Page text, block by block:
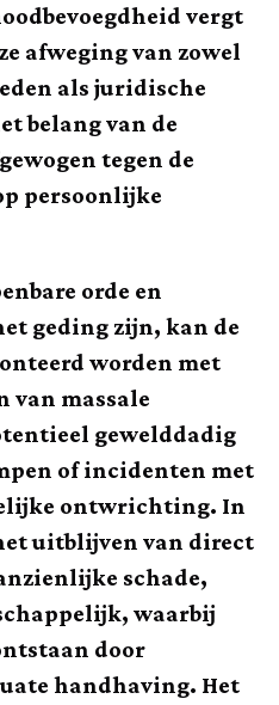
vergt
afweging van zowel
als juridische
belang van de
tegen de
persoonlijke
orde en
geding zijn, kan de
worden met
van massale
gewelddadig
of incidenten met
ontwrichting. In
uitblijven van direct
schade,
waarbij
door
handhaving. Het